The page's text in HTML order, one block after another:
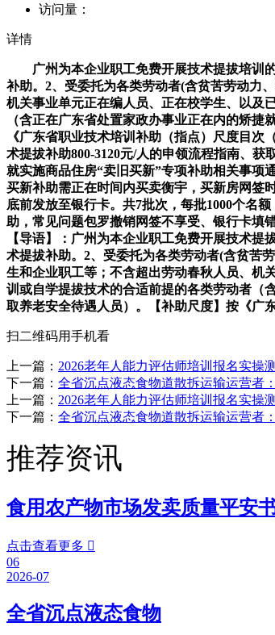
访问量：
详情
广州为本企业职工免费开展技术提拔培训的
补助。2、受委托为各类劳动者(含贫苦劳动力
机关事业单元正在编人员、正在校学生、以及
（含正在广东省处置家政办事业正在内的矫
《广东省职业技术培训补助（指点）尺度目
术提拔补助800-3120元/人的申领流程指南、
就实施商品住房“卖旧买新”专项补助相关事项
买新补助需正在时间内买卖衡宇，买新房网签
底前发放至银行卡。共7批次，每批1000个名
助，常见问题包罗撤销网签不享受、银行卡填
【导语】：广州为本企业职工免费开展技术
术提拔补助。2、受委托为各类劳动者(含贫苦
生和企业职工等；不含超出劳动春秋人员、机
训或自学提拔技术的合适前提的各类劳动者（
取养老安全待遇人员）。【补助尺度】按《广
扫二维码用手机看
上一篇： 2026老年人能力评估师培训报名实操
下一篇： 全省沉点液态食物道散拆运输运营者
上一篇： 2026老年人能力评估师培训报名实操
下一篇： 全省沉点液态食物道散拆运输运营者
推荐资讯
食用农产物市场发卖质量平安
点击查看更多 
06
2026-07
全省沉点液态食物